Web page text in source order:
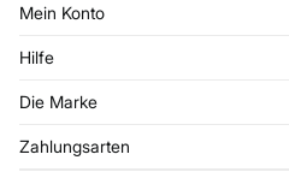
Mein Konto
Meine Adressen
Hilfe
Aktuelle Rabattaktionen
Die Marke
Franchise
Zahlungsarten